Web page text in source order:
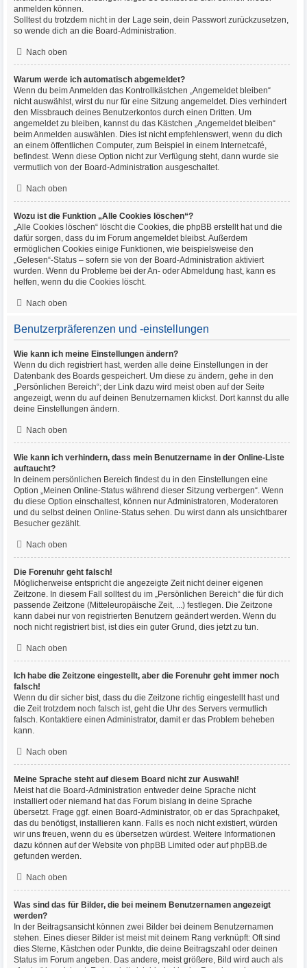
anmelden können.
Solltest du trotzdem nicht in der Lage sein, dein Passwort zurückzusetzen,
so wende dich an die Board-Administration.
Nach oben
Warum werde ich automatisch abgemeldet?
Wenn du beim Anmelden das Kontrollkästchen „Angemeldet bleiben“
nicht auswählst, wirst du nur für eine Sitzung angemeldet. Dies verhindert
den Missbrauch deines Benutzerkontos durch einen Dritten. Um
angemeldet zu bleiben, kannst du das Kästchen „Angemeldet bleiben“
beim Anmelden auswählen. Dies ist nicht empfehlenswert, wenn du dich
an einem öffentlichen Computer, zum Beispiel in einem Internetcafé,
befindest. Wenn diese Option nicht zur Verfügung steht, dann wurde sie
vermutlich von der Board-Administration ausgeschaltet.
Nach oben
Wozu ist die Funktion „Alle Cookies löschen“?
„Alle Cookies löschen“ löscht die Cookies, die phpBB erstellt hat und die
dafür sorgen, dass du im Forum angemeldet bleibst. Außerdem
ermöglichen Cookies einige Funktionen, wie beispielsweise den
„Gelesen“-Status – sofern sie von der Board-Administration aktiviert
wurden. Wenn du Probleme bei der An- oder Abmeldung hast, kann es
helfen, wenn du die Cookies löscht.
Nach oben
Benutzerpräferenzen und -einstellungen
Wie kann ich meine Einstellungen ändern?
Wenn du dich registriert hast, werden alle deine Einstellungen in der
Datenbank des Boards gespeichert. Um diese zu ändern, gehe in den
„Persönlichen Bereich“; der Link dazu wird meist oben auf der Seite
angezeigt, wenn du auf deinen Benutzernamen klickst. Dort kannst du alle
deine Einstellungen ändern.
Nach oben
Wie kann ich verhindern, dass mein Benutzername in der Online-Liste
auftaucht?
In deinem persönlichen Bereich findest du in den Einstellungen eine
Option „Meinen Online-Status während dieser Sitzung verbergen“. Wenn
du diese Option einschaltest, können nur Administratoren, Moderatoren
und du selbst deinen Online-Status sehen. Du wirst dann als unsichtbarer
Besucher gezählt.
Nach oben
Die Forenuhr geht falsch!
Möglicherweise entspricht die angezeigte Zeit nicht deiner eigenen
Zeitzone. In diesem Fall solltest du im „Persönlichen Bereich“ die für dich
passende Zeitzone (Mitteleuropäische Zeit, ...) festlegen. Die Zeitzone
kann dabei nur von registrierten Benutzern geändert werden. Wenn du
noch nicht registriert bist, ist dies ein guter Grund, dies jetzt zu tun.
Nach oben
Ich habe die Zeitzone eingestellt, aber die Forenuhr geht immer noch
falsch!
Wenn du dir sicher bist, dass du die Zeitzone richtig eingestellt hast und
die Zeit trotzdem noch falsch ist, geht die Uhr des Servers vermutlich
falsch. Kontaktiere einen Administrator, damit er das Problem beheben
kann.
Nach oben
Meine Sprache steht auf diesem Board nicht zur Auswahl!
Meist hat die Board-Administration entweder deine Sprache nicht
installiert oder niemand hat das Forum bislang in deine Sprache
übersetzt. Frage ggf. einen Board-Administrator, ob er das Sprachpaket,
das du benötigst, installieren kann. Falls es noch nicht existiert, würden
wir uns freuen, wenn du es übersetzen würdest. Weitere Informationen
dazu können auf der Website von phpBB Limited oder aufphpBB.de
gefunden werden.
Nach oben
Was sind das für Bilder, die bei meinem Benutzernamen angezeigt
werden?
In der Beitragsansicht können zwei Bilder bei deinem Benutzernamen
stehen. Eines dieser Bilder ist meist mit deinem Rang verknüpft: Oft sind
dies Sterne, Kästchen oder Punkte, die deine Beitragszahl oder deinen
Status im Forum angeben. Das andere, meist größere, Bild wird auch als